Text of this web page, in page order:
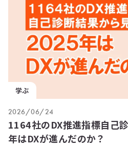
学ぶ
2026/06/24
1164社のDX推進指標自己
年はDXが進んだのか？